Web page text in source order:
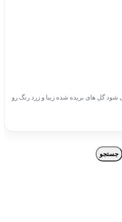
گل های بریده شده زیبا و زرد رنگ رو
جستجو